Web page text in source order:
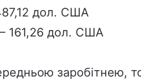
дол. США
161,26 дол. США
заробітнею,